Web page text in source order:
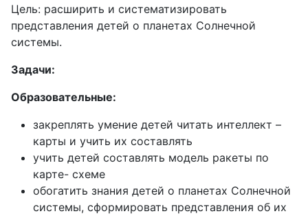
Цель: расширить и систематизировать
представления детей о планетах Солнечной
системы.
Задачи:
Образовательные:
закреплять умение детей читать интеллект –
карты и учить их составлять
учить детей составлять модель ракеты по
карте- схеме
обогатить знания детей о планетах Солнечной
системы, сформировать представления об их